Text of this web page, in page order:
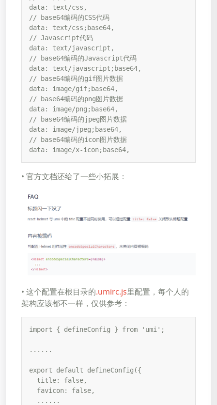
data: text/css,
// base64编码的CSS代码
data: text/css;base64,
// Javascript代码
data: text/javascript,
// base64编码的Javascript代码
data: text/javascript;base64,
// base64编码的gif图片数据
data: image/gif;base64,
// base64编码的png图片数据
data: image/png;base64,
// base64编码的jpeg图片数据
data: image/jpeg;base64,
// base64编码的icon图片数据
data: image/x-icon;base64,
• 官方文档还给了一些小拓展：
• 这个配置在根目录的.umirc.js里配置，每个人的
架构应该都不一样，仅供参考：
import { defineConfig } from 'umi';
......
export default defineConfig({
  title: false,
  favicon: false,
  ......